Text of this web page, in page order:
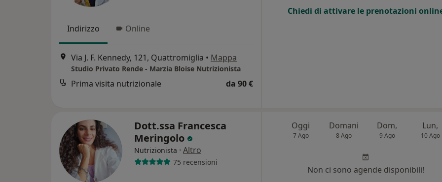
Indirizzo Online
Via J. F. Kennedy, 121, Quattromiglia • Mappa
Studio Privato Rende - Marzia Bloise Nutrizionista
Prima visita nutrizionale da 90 €
Chiedi di attivare le prenotazioni
Dott.ssa Francesca
Meringolo
Nutrizionista · Altro
75 recensioni
Oggi
7 Ago
Domani
8 Ago
Dom,
9 Ago
Lun,
10 Ago
Non ci sono agende disponibili!